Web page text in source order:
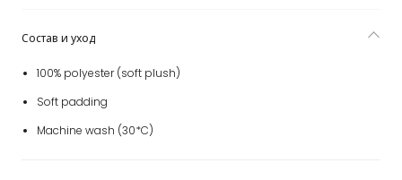
Состав и уход
100% polyester (soft plush)
Soft padding
Machine wash (30*C)